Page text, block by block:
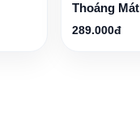
Thoáng Mát
289.000đ